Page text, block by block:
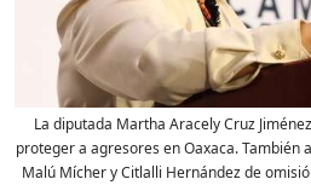
La diputada Martha Aracely Cruz
proteger a agresores en Oaxaca. También
Malú Mícher y Citlalli Hernández de